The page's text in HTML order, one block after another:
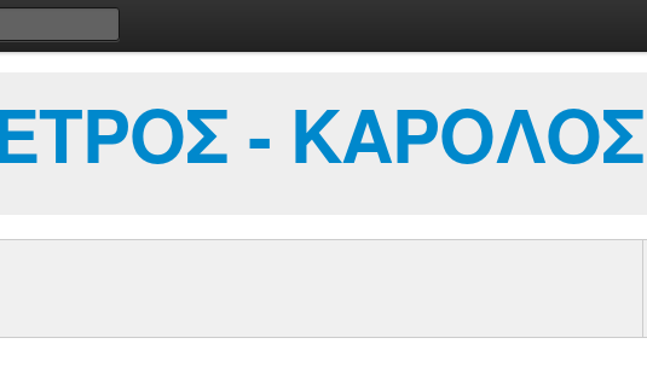
- ΚΑΡΟΛΟΣ